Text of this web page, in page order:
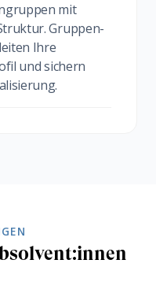
mit
Gruppen-
Ihre
und sichern